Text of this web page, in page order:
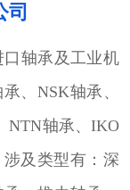
司
口轴承及工业机
、NSK轴承、
NTN轴承、IKO
及类型有：深